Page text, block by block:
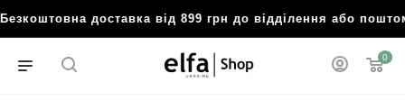
доставка від 899 грн до відділення або
0